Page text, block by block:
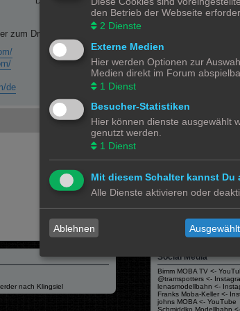
zum Drucken sind:
de
Powered by phpBB
nach Klingsiel
Social Media
Bimm MOBA TV <-
@tramspotters <-
lenasmodellbahn <-
Franks Moba-Keller <-
johns MOBA <- YouTube
den Betrieb der Webseite
2 Dienste
Externe Medien
Hier werden Optionen zur
Medien direkt im Forum
1 Dienst
Besucher-Statistiken
Hier können dienste ausgewählt
genutzt werden.
1 Dienst
Mit diesem Schalter kannst
Alle Dienste aktivieren oder
Ablehnen